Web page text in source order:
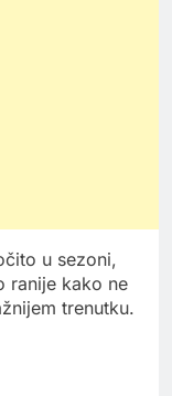
u sezoni,
ranije kako ne
trenutku.